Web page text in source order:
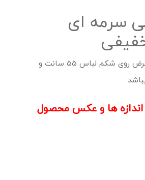
سرمه ای
سایز دوایکسلارج ، عرض روی شکم لباس 55 سانت و
اندازه ها و عکس محصول